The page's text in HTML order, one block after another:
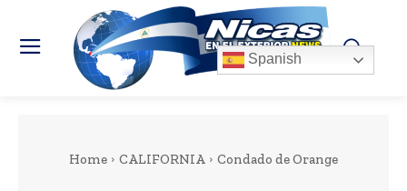
Home CALIFORNIA Condado de Orange
Spanish